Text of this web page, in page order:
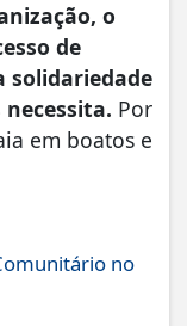
o
de
solidariedade
Por
em boatos e
no